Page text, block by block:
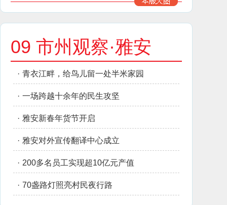
09 市州观察·雅安
· 青衣江畔，给鸟儿留一处半米家园
· 一场跨越十余年的民生攻坚
· 雅安新春年货节开启
· 雅安对外宣传翻译中心成立
· 200多名员工实现超10亿元产值
· 70盏路灯照亮村民夜行路